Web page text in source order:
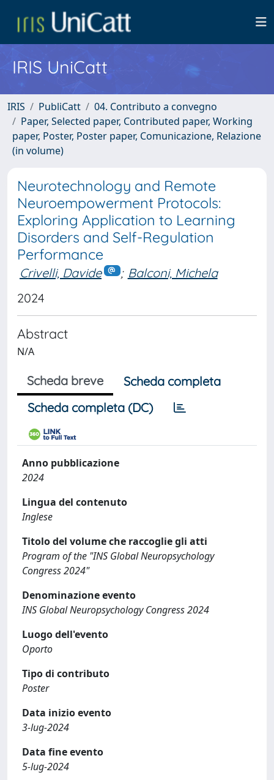
IRIS UniCatt
IRIS PubliCatt
04. Contributo a convegno
Paper, Selected paper, Contributed paper, Working
paper, Poster, Poster paper, Comunicazione, Relazione
(in volume)
Neurotechnology and Remote
Neuroempowerment Protocols:
Exploring Application to Learning
Disorders and Self-Regulation
Performance
Crivelli, Davide ; Balconi, Michela
2024
Abstract
N/A
Scheda breve
Scheda completa
Scheda completa (DC)
Anno pubblicazione
2024
Lingua del contenuto
Inglese
Titolo del volume che raccoglie gli atti
Program of the "INS Global Neuropsychology
Congress 2024"
Denominazione evento
INS Global Neuropsychology Congress 2024
Luogo dell'evento
Oporto
Tipo di contributo
Poster
Data inizio evento
3-lug-2024
Data fine evento
5-lug-2024